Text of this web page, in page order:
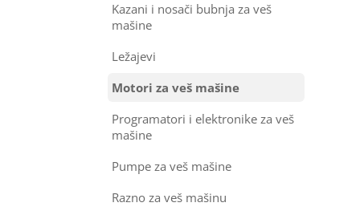
Kazani i nosači bubnja za veš
mašine
Ležajevi
Motori za veš mašine
Programatori i elektronike za veš
mašine
Pumpe za veš mašine
Razno za veš mašinu